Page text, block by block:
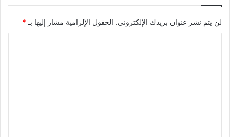
لن يتم نشر عنوان بريدك الإلكتروني. الحقول الإلزامية مشار إليها بـ *